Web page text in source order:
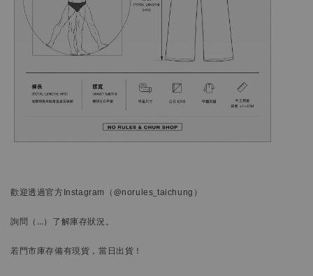
歡迎透過官方Instagram （@norules_taichung）
詢問 （…） 了解庫存狀況。
若門市庫存備有現貨，當日出貨！